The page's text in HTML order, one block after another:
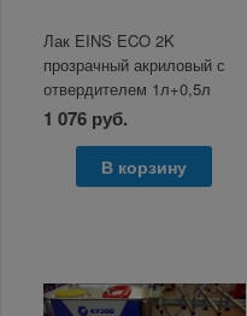
Лак EINS ECO 2K
прозрачный акриловый с
отвердителем 1л+0,5л
1 076 руб.
В корзину